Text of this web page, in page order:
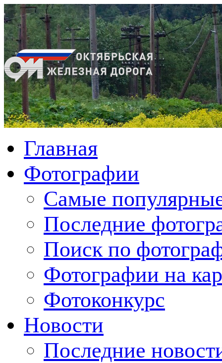
Главная
Фотографии
Cамые
Последние
Поиск по
Фотографии на
Фотоконкурс
Новости
Последние